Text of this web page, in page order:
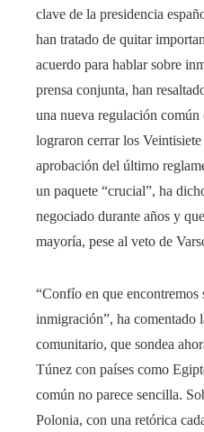
clave de la presidencia
han tratado de quitar
acuerdo para hablar sobre
prensa conjunta, han
una nueva regulación
lograron cerrar los
aprobación del último
un paquete “crucial”, ha
negociado durante años y
mayoría, pese al veto de
“Confío en que encontremos
inmigración”, ha comentado
comunitario, que sondea
Túnez con países como
común no parece sencilla.
Polonia, con una retórica